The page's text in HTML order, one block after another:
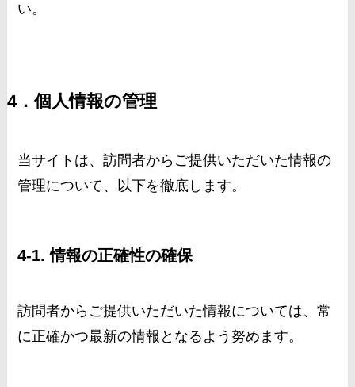
い。
4．個人情報の管理
当サイトは、訪問者からご提供いただいた情報の
管理について、以下を徹底します。
4-1. 情報の正確性の確保
訪問者からご提供いただいた情報については、常
に正確かつ最新の情報となるよう努めます。